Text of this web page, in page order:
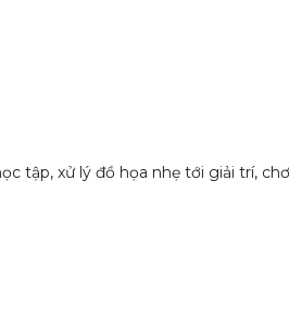
tập, xử lý đồ họa nhẹ tới giải trí,